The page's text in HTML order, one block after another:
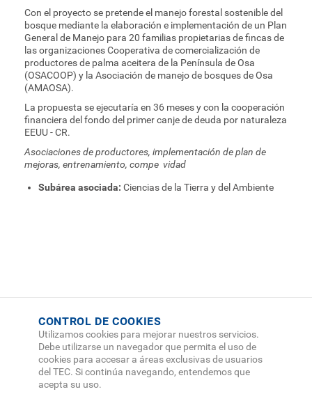
Con el proyecto se pretende el manejo forestal sostenible del
bosque mediante la elaboración e implementación de un Plan
General de Manejo para 20 familias propietarias de fincas de
las organizaciones Cooperativa de comercialización de
productores de palma aceitera de la Península de Osa
(OSACOOP) y la Asociación de manejo de bosques de Osa
(AMAOSA).
La propuesta se ejecutaría en 36 meses y con la cooperación
financiera del fondo del primer canje de deuda por naturaleza
EEUU - CR.
Asociaciones de productores, implementación de plan de
mejoras, entrenamiento, compe vidad
Subárea asociada: Ciencias de la Tierra y del Ambiente
CONTROL DE COOKIES
Utilizamos cookies para mejorar nuestros servicios.
Debe utilizarse un navegador que permita el uso de
cookies para accesar a áreas exclusivas de usuarios
del TEC. Si continúa navegando, entendemos que
acepta su uso.